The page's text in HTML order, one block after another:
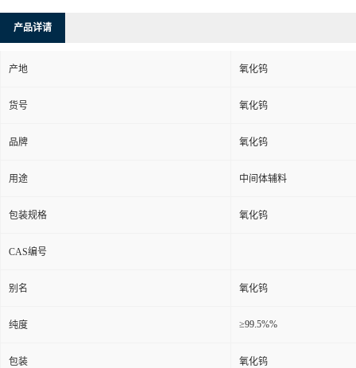
产品详请
产地 氧化钨
货号 氧化钨
品牌 氧化钨
用途 中间体辅料
包装规格 氧化钨
CAS编号
别名 氧化钨
纯度 ≥99.5%%
包装 氧化钨